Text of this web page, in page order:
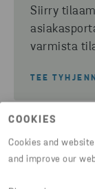
COOKIES
Cookies and
and improve our
Siirry
varmista
TEE